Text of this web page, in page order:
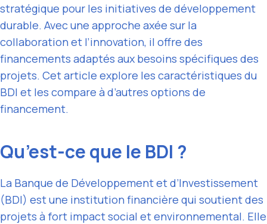
stratégique pour les initiatives de développement
durable. Avec une approche axée sur la
collaboration et l’innovation, il offre des
financements adaptés aux besoins spécifiques des
projets. Cet article explore les caractéristiques du
BDI et les compare à d’autres options de
financement.
Qu’est-ce que le BDI ?
La Banque de Développement et d’Investissement
(BDI) est une institution financière qui soutient des
projets à fort impact social et environnemental. Elle